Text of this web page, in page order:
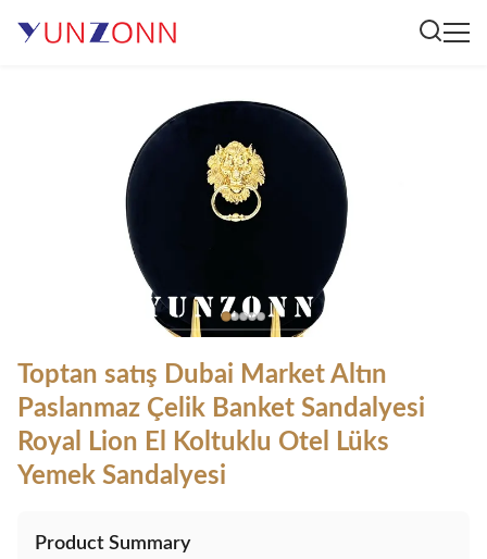
Toptan satış Dubai Market Altın
Paslanmaz Çelik Banket Sandalyesi
Royal Lion El Koltuklu Otel Lüks
Yemek Sandalyesi
Product Summary